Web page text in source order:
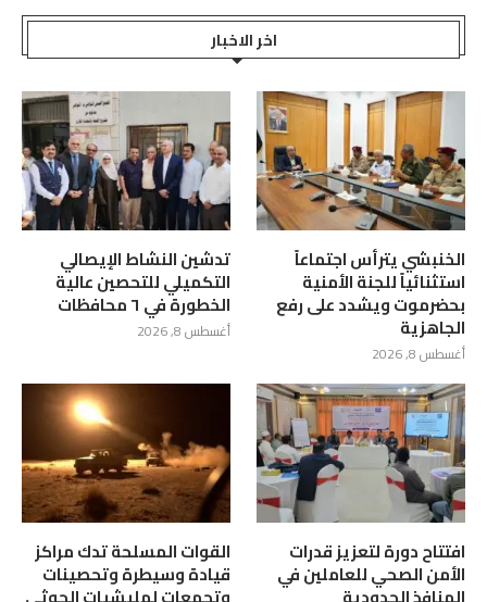
اخر الاخبار
الخنبشي يترأس اجتماعاً
استثنائياً للجنة الأمنية
بحضرموت ويشدد على رفع
الجاهزية
أغسطس 8, 2026
تدشين النشاط الإيصالي
التكميلي للتحصين عالية
الخطورة في ٦ محافظات
أغسطس 8, 2026
افتتاح دورة لتعزيز قدرات
الأمن الصحي للعاملين في
القوات المسلحة تدك مراكز
قيادة وسيطرة وتحصينات